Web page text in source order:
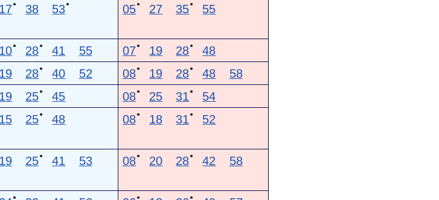
17● 38 53● 05● 27 35● 55
10● 28● 41 55 07● 19 28● 48
19 28● 40 52 08● 19 28● 48 58
19 25● 45 08● 25 31 ● 54
15 25● 48 08● 18 31 ● 52
19 25● 41
53
08● 20 28● 42 58
● ● ●